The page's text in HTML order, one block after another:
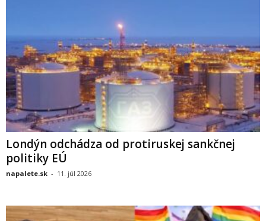
Londýn odchádza od protiruskej sankčnej
politiky EÚ
napalete.sk - 11. júl 2026